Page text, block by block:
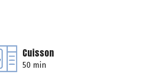
Cuisson
50 min